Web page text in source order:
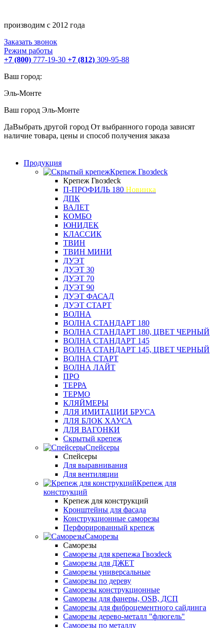
производим с 2012 года
Заказать звонок
Режим работы
+7 (800) 777-19-30 +7 (812) 309-95-88
Ваш город:
Эль-Монте
Ваш город Эль-Монте
ДаВыбрать другой город От выбранного города зависят
наличие товара, цены и способ получения заказа
Продукция
Крепеж Гвозdeck
Крепеж Гвозdeck
П-ПРОФИЛЬ 180 Новинка
ДПК
ВАЛЕТ
КОМБО
ЮНИДЕК
КЛАССИК
ТВИН
ТВИН МИНИ
ДУЭТ
ДУЭТ 30
ДУЭТ 70
ДУЭТ 90
ДУЭТ ФАСАД
ДУЭТ СТАРТ
ВОЛНА
ВОЛНА СТАНДАРТ 180
ВОЛНА СТАНДАРТ 180, ЦВЕТ ЧЕРНЫЙ
ВОЛНА СТАНДАРТ 145
ВОЛНА СТАНДАРТ 145, ЦВЕТ ЧЕРНЫЙ
ВОЛНА СТАРТ
ВОЛНА ЛАЙТ
ПРО
ТЕРРА
ТЕРМО
КЛЯЙМЕРЫ
ДЛЯ ИМИТАЦИИ БРУСА
ДЛЯ БЛОК ХАУСА
ДЛЯ ВАГОНКИ
Скрытый крепеж
Спейсеры
Спейсеры
Для выравнивания
Для вентиляции
Крепеж для
конструкций
Крепеж для конструкций
Кронштейны для фасада
Конструкционные саморезы
Перфорированный крепеж
Саморезы
Саморезы
Саморезы для крепежа Гвозdeck
Саморезы для ДЖЕТ
Саморезы универсальные
Саморезы по дереву
Саморезы конструкционные
Cаморезы для фанеры, OSB, ДСП
Саморезы для фиброцементного сайдинга
Саморезы дерево-металл "флюгель"
Саморезы по металлу